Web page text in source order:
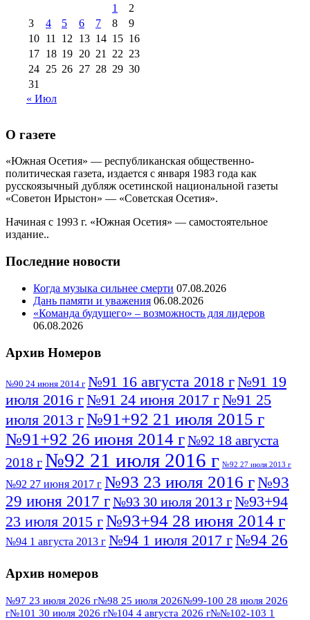
августа 2013 г (12)
1
2
3
4 5 6 7 8
9
10 11 12 13 14 15 16
17 18 19 20 21 22 23
24 25 26 27 28 29 30
31
« Июл
О газете
«Южная Осетия» — республиканская общественно-
политическая газета, издается с января 1983 года как
русскоязычный дубляж осетинской национальной газеты
«Советон Ирыстон» — «Советская Осетия».
Начиная с 1993 г. «Южная Осетия» — самостоятельное
издание..
Последние новости
Когда музыка сильнее смерти 07.08.2026
Дань памяти и уважения 06.08.2026
«Команда будущего» – возможность для лидеров
06.08.2026
Архив Номеров
№90 24 июня 2014 г №91 16 августа 2018 г№91 19
июля 2016 г№91 24 июня 2017 г№91 25
июля 2013 г№91+92 21 июля 2015 г
№91+92 26 июня 2014 г№92 18 августа
2018 г№92 21 июля 2016 г №92 27 июля 2013 г
№92 27 июня 2017 г №93 23 июля 2016 г№93
29 июня 2017 г№93 30 июля 2013 г№93+94
23 июля 2015 г№93+94 28 июня 2014 г
№94 1 августа 2013 г №94 1 июля 2017 г№94 26
№95 7 августа 2012 г
№95 28 июля 2016 г №95+96 3 августа
Архив номеров
№97 23 июля 2026 г№98 25 июля 2026№99-100 28 июля 2026
г№101 30 июля 2026 г№104 4 августа 2026 г№№102-103 1